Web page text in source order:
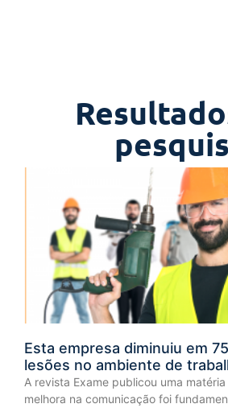
Esta empresa diminuiu em
lesões no ambiente de
A revista Exame publicou uma
melhora na comunicação foi